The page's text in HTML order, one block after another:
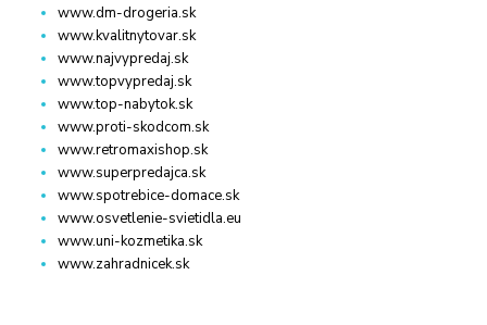
www.dm-drogeria.sk
www.kvalitnytovar.sk
www.najvypredaj.sk
www.topvypredaj.sk
www.top-nabytok.sk
www.proti-skodcom.sk
www.retromaxishop.sk
www.superpredajca.sk
www.spotrebice-domace.sk
www.osvetlenie-svietidla.eu
www.uni-kozmetika.sk
www.zahradnicek.sk